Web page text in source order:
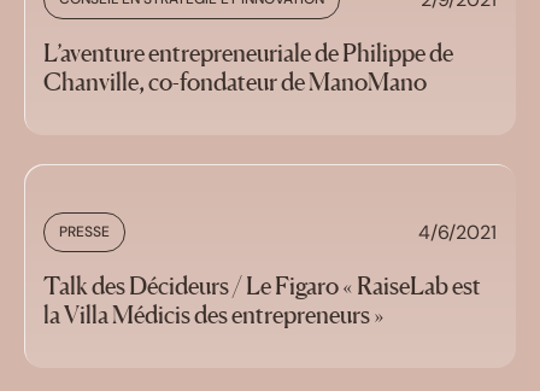
L’aventure entrepreneuriale de Philippe de
Chanville, co-fondateur de ManoMano
PRESSE 4/6/2021
Talk des Décideurs / Le Figaro « RaiseLab est
la Villa Médicis des entrepreneurs »